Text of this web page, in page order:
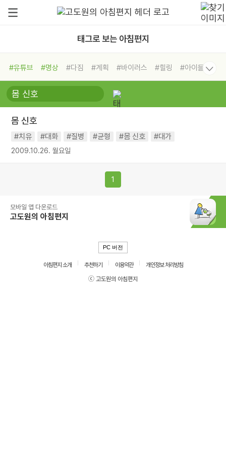
태그로 보는 아침편지
#유튜브 #명상 #다짐 #계획 #바이러스 #힐링
#아이들
#비전캠프
#독서캠프 #삶
#희망
#나눔 #친구 #링컨학교
#독서
#건강
몸 신호
#치유 #대화 #질병 #균형 #몸 신호 #대가
2009.10.26. 월요일
1
모바일 앱 다운로드
고도원의 아침편지
PC 버전
아침편지 소개 추천하기 이용약관
개인정보 처리방침
ⓒ 고도원의 아침편지